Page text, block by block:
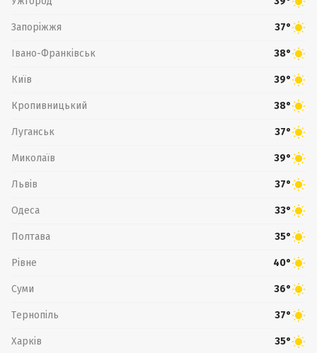
Запоріжжя 37°
Івано-Франківськ 38°
Київ 39°
Кропивницький 38°
Луганськ 37°
Миколаїв 39°
Львів 37°
Одеса 33°
Полтава 35°
Рівне 40°
Суми 36°
Тернопіль 37°
Харків 35°